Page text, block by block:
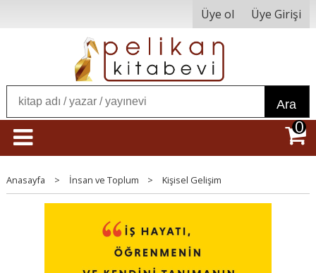
Üye ol Üye Girişi
Ara
0
Anasayfa > İnsan ve Toplum > Kişisel Gelişim